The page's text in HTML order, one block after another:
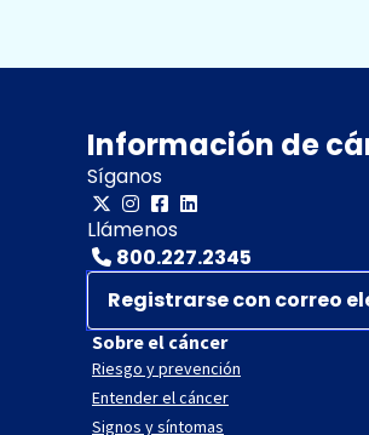
Información de
Síganos
Llámenos
800.227.2345
Registrarse con correo
Sobre el cáncer
Riesgo y prevención
Entender el cáncer
Signos y síntomas